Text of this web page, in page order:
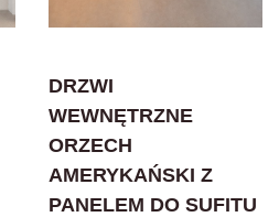
DRZWI
WEWNĘTRZNE
ORZECH
AMERYKAŃSKI Z
PANELEM DO SUFITU